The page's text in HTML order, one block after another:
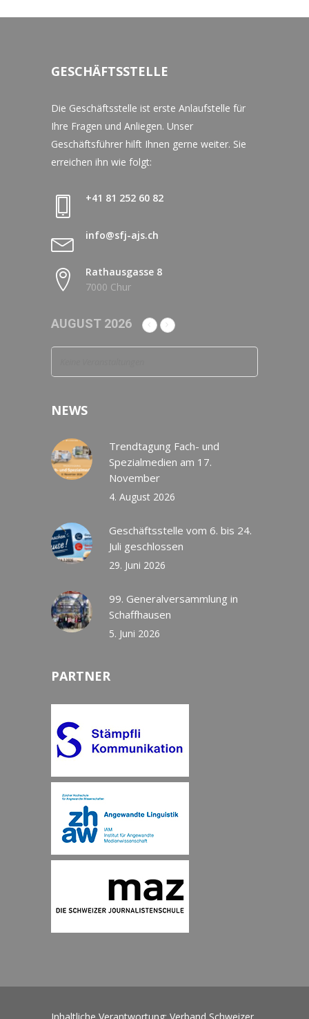
GESCHÄFTSSTELLE
Die Geschäftsstelle ist erste Anlaufstelle für
Ihre Fragen und Anliegen. Unser
Geschäftsführer hilft Ihnen gerne weiter. Sie
erreichen ihn wie folgt:
+41 81 252 60 82
info@sfj-ajs.ch
Rathausgasse 8
7000 Chur
AUGUST 2026
NEWS
Trendtagung Fach- und
Spezialmedien am 17.
November
4. August 2026
Geschäftsstelle vom 6. bis 24.
Juli geschlossen
29. Juni 2026
99. Generalversammlung in
Schaffhausen
5. Juni 2026
PARTNER